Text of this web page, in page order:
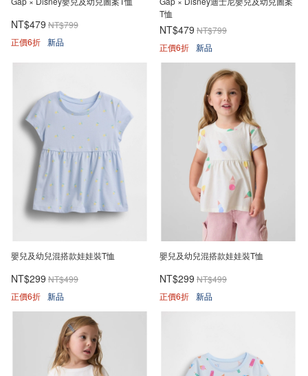
NT$479 NT$799
正價6折 新品
T恤
NT$479 NT$799
正價6折 新品
嬰兒及幼兒混搭款娃娃裝T恤
NT$299 NT$499
正價6折 新品
嬰兒及幼兒混搭款娃娃裝T恤
NT$299 NT$499
正價6折 新品